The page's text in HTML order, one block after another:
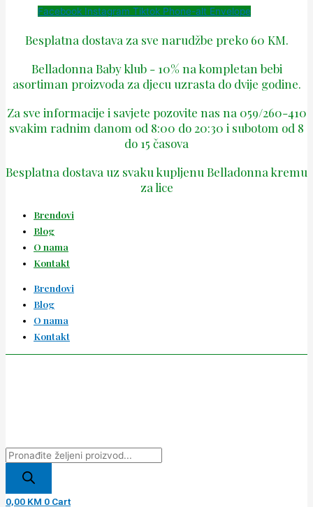
Facebook Instagram Tiktok Phone-alt Envelope
Besplatna dostava za sve narudžbe preko 60 KM.
Belladonna Baby klub - 10% na kompletan bebi
asortiman proizvoda za djecu uzrasta do dvije godine.
Za sve informacije i savjete pozovite nas na 059/260-410
svakim radnim danom od 8:00 do 20:30 i subotom od 8
do 15 časova
Besplatna dostava uz svaku kupljenu Belladonna kremu
za lice
Brendovi
Blog
O nama
Kontakt
Brendovi
Blog
O nama
Kontakt
0,00 KM 0 Cart